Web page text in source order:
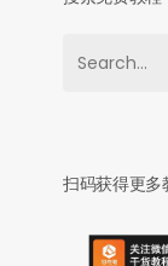
扫码获得更多